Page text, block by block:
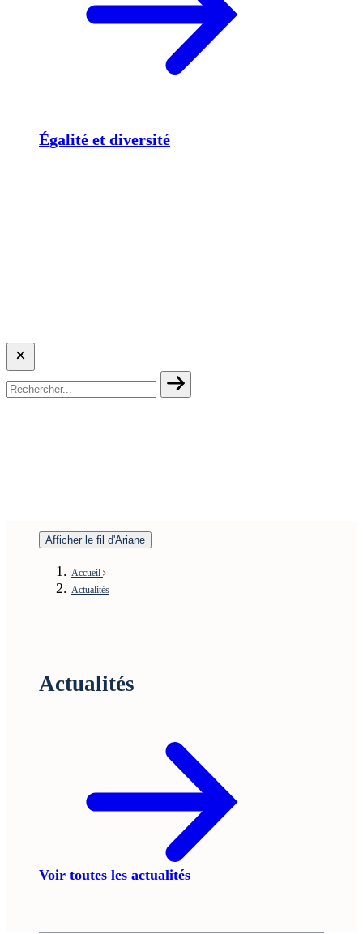
Égalité et diversité
Afficher le fil d'Ariane
Accueil
Actualités
Actualités
Voir toutes les actualités